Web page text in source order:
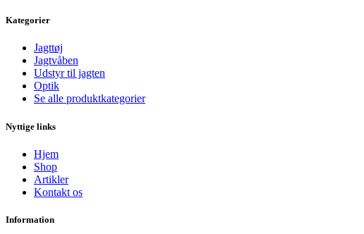
Kategorier
Jagttøj
Jagtvåben
Udstyr til jagten
Optik
Se alle produktkategorier
Nyttige links
Hjem
Shop
Artikler
Kontakt os
Information